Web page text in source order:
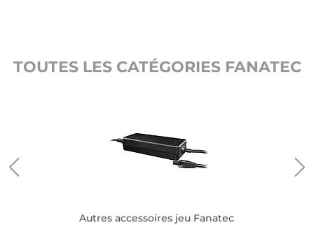
TOUTES LES CATÉGORIES FANATEC
Autres accessoires jeu Fanatec